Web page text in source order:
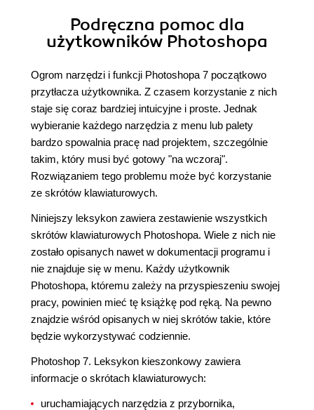
Podręczna pomoc dla
użytkowników Photoshopa
Ogrom narzędzi i funkcji Photoshopa 7 początkowo
przytłacza użytkownika. Z czasem korzystanie z nich
staje się coraz bardziej intuicyjne i proste. Jednak
wybieranie każdego narzędzia z menu lub palety
bardzo spowalnia pracę nad projektem, szczególnie
takim, który musi być gotowy "na wczoraj".
Rozwiązaniem tego problemu może być korzystanie
ze skrótów klawiaturowych.
Niniejszy leksykon zawiera zestawienie wszystkich
skrótów klawiaturowych Photoshopa. Wiele z nich nie
zostało opisanych nawet w dokumentacji programu i
nie znajduje się w menu. Każdy użytkownik
Photoshopa, któremu zależy na przyspieszeniu swojej
pracy, powinien mieć tę książkę pod ręką. Na pewno
znajdzie wśród opisanych w niej skrótów takie, które
będzie wykorzystywać codziennie.
Photoshop 7. Leksykon kieszonkowy zawiera
informacje o skrótach klawiaturowych:
uruchamiających narzędzia z przybornika,